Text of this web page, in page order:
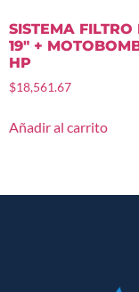
SISTEMA FILTRO
19″ +
HP
$18,561.67
Añadir al carrito